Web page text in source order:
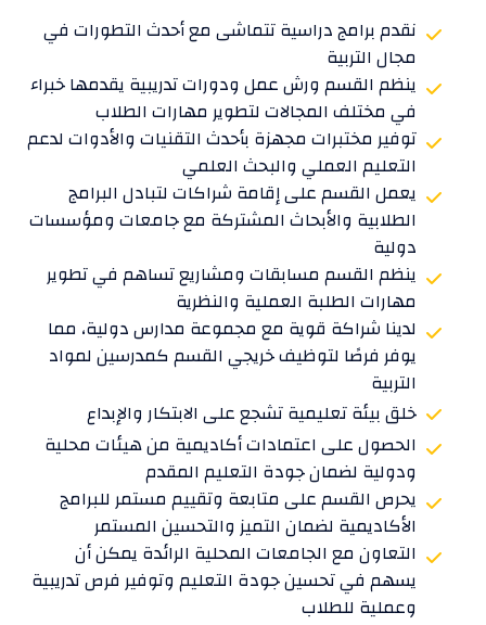
نقدم برامج دراسية تتماشى مع أحدث التطورات في
مجال التربية
ينظم القسم ورش عمل ودورات تدريبية يقدمها خبراء
في مختلف المجالات لتطوير مهارات الطلاب
توفير مختبرات مجهزة بأحدث التقنيات والأدوات لدعم
التعليم العملي والبحث العلمي
يعمل القسم على إقامة شراكات لتبادل البرامج
الطلابية والأبحاث المشتركة مع جامعات ومؤسسات
دولية
ينظم القسم مسابقات ومشاريع تساهم في تطوير
مهارات الطلبة العملية والنظرية
لدينا شراكة قوية مع مجموعة مدارس دولية، مما
يوفر فرصًا لتوظيف خريجي القسم كمدرسين لمواد
التربية
خلق بيئة تعليمية تشجع على الابتكار والإبداع
الحصول على اعتمادات أكاديمية من هيئات محلية
ودولية لضمان جودة التعليم المقدم
يحرص القسم على متابعة وتقييم مستمر للبرامج
الأكاديمية لضمان التميز والتحسين المستمر
التعاون مع الجامعات المحلية الرائدة يمكن أن
يسهم في تحسين جودة التعليم وتوفير فرص تدريبية
وعملية للطلاب